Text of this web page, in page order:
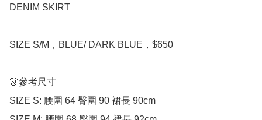
DENIM SKIRT
SIZE S/M，BLUE/ DARK BLUE，$650
👗參考尺寸
SIZE S: 腰圍 64 臀圍 90 裙長 90cm